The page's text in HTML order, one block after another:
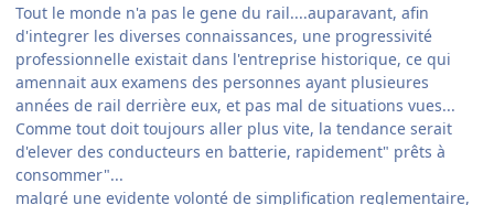
Tout le monde n'a pas le gene du rail....auparavant, afin
d'integrer les diverses connaissances, une progressivité
professionnelle existait dans l'entreprise historique, ce qui
amennait aux examens des personnes ayant plusieures
années de rail derrière eux, et pas mal de situations vues...
Comme tout doit toujours aller plus vite, la tendance serait
d'elever des conducteurs en batterie, rapidement" prêts à
consommer"...
malgré une evidente volonté de simplification reglementaire,